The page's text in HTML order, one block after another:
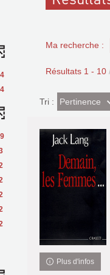
Ma recherche :
Résultats 1 - 10
Tri :(Effet
imédiat)
Pertinence
Plus d'infos